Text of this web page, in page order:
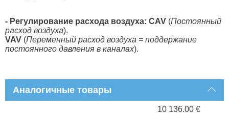
- Регулирование расхода воздуха: CAV (Постоянный
расход воздуха).
VAV (Переменный расход воздуха = поддержание
постоянного давления в каналах).
Аналогичные товары
10 136.00 €